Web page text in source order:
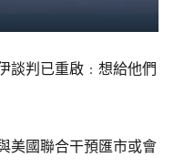
談判已重啟﹕想給他們
美國聯合干預匯市或會
中當陪審員能拒絕嗎？
遊行陸續有來？一文盡